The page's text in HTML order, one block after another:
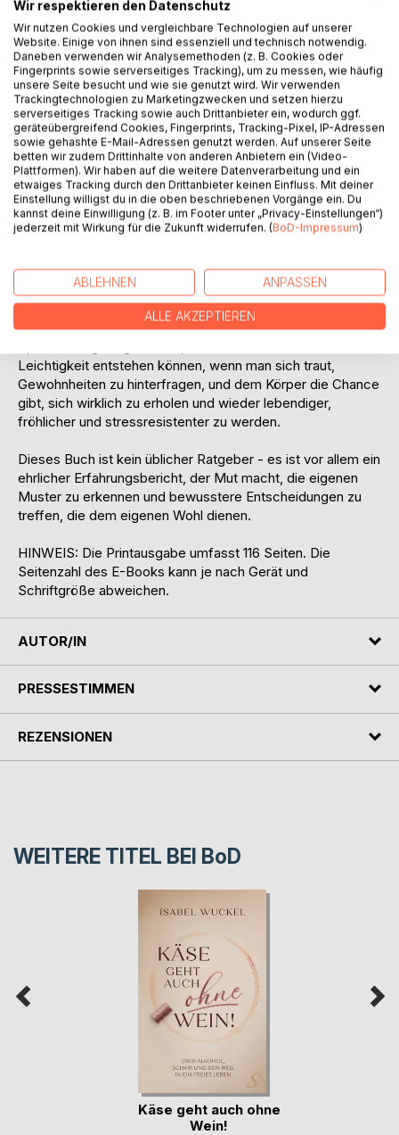
Koffein - von Gewohnheiten und den kleinen
Selbsttäuschungen des Alltags.
Teil 2 ist ein authentisches Entzugstagebuch, das nichts
beschönigt und zeigt, wie sich Körper, Kopf und Stimmung
wirklich anfühlen, wenn Koffein plötzlich wegfällt - ohne
dabei auf eine gehörige Portion Humor zu verzichten.
Teil 3 beleuchtet die wissenschaftliche Seite: Wirkung,
Risiken, Mythen und das, was Koffein im Körper tatsächlich
auslöst. Außerdem wirft er einen klaren, mutigen und
sicherlich unerwarteten Blick auf die geistig-
psychologischen und gesellschaftlichen Dynamiken, die
reine biochemische Wirkung vermuten lässt - und zeigt
Wege auf, wie man sich aus der Abhängigkeit lösen kann.
Mit einer Mischung aus Selbstironie, Tiefgang und klarer
Leichtigkeit entstehen können, wenn man sich traut,
Gewohnheiten zu hinterfragen, und dem Körper die Chance
gibt, sich wirklich zu erholen und wieder lebendiger,
fröhlicher und stressresistenter zu werden.
Dieses Buch ist kein üblicher Ratgeber - es ist vor allem ein
ehrlicher Erfahrungsbericht, der Mut macht, die eigenen
Muster zu erkennen und bewusstere Entscheidungen zu
treffen, die dem eigenen Wohl dienen.
HINWEIS: Die Printausgabe umfasst 116 Seiten. Die
Seitenzahl des E-Books kann je nach Gerät und
Schriftgröße abweichen.
AUTOR/IN
PRESSESTIMMEN
REZENSIONEN
WEITERE TITEL BEI BoD
Käse geht auch ohne
Wein!
Wir respektieren den Datenschutz
Wir nutzen Cookies und vergleichbare Technologien auf unserer
Website. Einige von ihnen sind essenziell und technisch notwendig.
Daneben verwenden wir Analysemethoden (z. B. Cookies oder
Fingerprints sowie serverseitiges Tracking), um zu messen, wie häufig
unsere Seite besucht und wie sie genutzt wird. Wir verwenden
Trackingtechnologien zu Marketingzwecken und setzen hierzu
serverseitiges Tracking sowie auch Drittanbieter ein, wodurch ggf.
geräteübergreifend Cookies, Fingerprints, Tracking-Pixel, IP-Adressen
sowie gehashte E-Mail-Adressen genutzt werden. Auf unserer Seite
betten wir zudem Drittinhalte von anderen Anbietern ein (Video-
Plattformen). Wir haben auf die weitere Datenverarbeitung und ein
etwaiges Tracking durch den Drittanbieter keinen Einfluss. Mit deiner
Einstellung willigst du in die oben beschriebenen Vorgänge ein. Du
kannst deine Einwilligung (z. B. im Footer unter „Privacy-Einstellungen“)
jederzeit mit Wirkung für die Zukunft widerrufen. (BoD-Impressum)
ABLEHNEN ANPASSEN
ALLE AKZEPTIEREN